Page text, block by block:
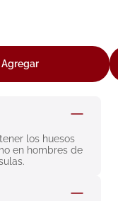
Agregar
los huesos
en hombres de